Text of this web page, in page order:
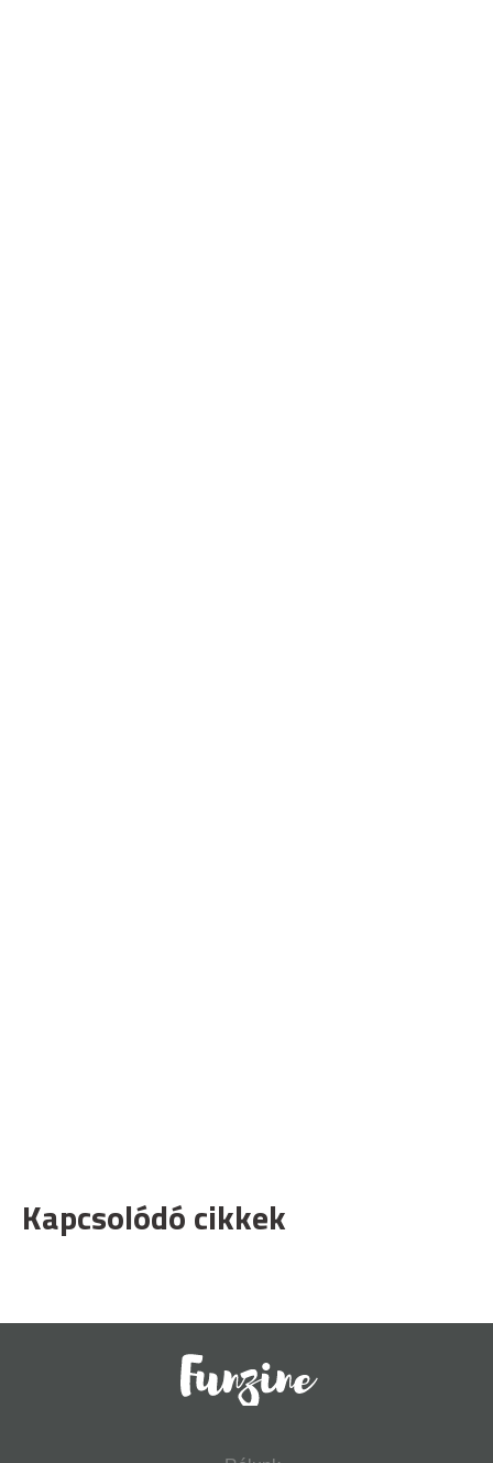
Kapcsolódó cikkek